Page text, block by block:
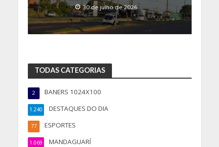
30 de julho de 2026
TODAS CATEGORIAS
BANERS 1024X100
2
DESTAQUES DO DIA
1.240
ESPORTES
77
MANDAGUARÍ
1.069